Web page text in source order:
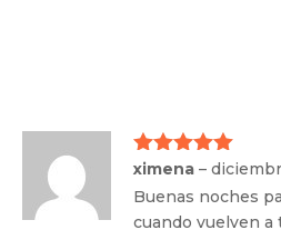
Valorado
con
de 5
ximena –
Buenas noches
cuando vuelven